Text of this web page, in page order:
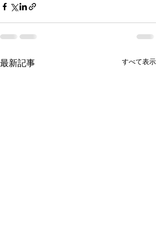
最新記事 すべて表示